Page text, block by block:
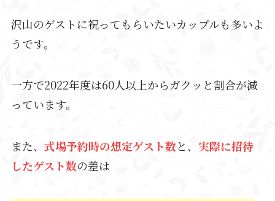
沢山のゲストに祝ってもらいたいカップルも多いよ
うです。
一方で2022年度は60人以上からガクッと割合が減
っています。
また、 式場予約時の想定ゲスト数と、 実際に招待
したゲスト数の差は